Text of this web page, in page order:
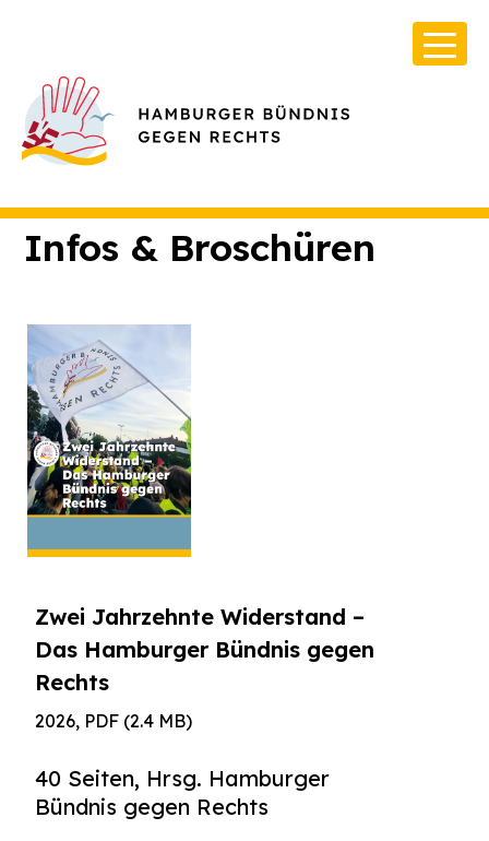
Über Uns
Infos & Broschüren
Archiv
Kontakt
Suchen
Infos & Broschüren
Zwei Jahrzehnte Widerstand –
Das Hamburger Bündnis gegen
Rechts
2026, PDF (2.4 MB)
40 Seiten, Hrsg. Hamburger
Bündnis gegen Rechts